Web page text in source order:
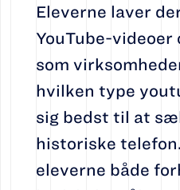
Eleverne laver
YouTube-
som
hvilken type
sig bedst til at
historiske
eleverne både